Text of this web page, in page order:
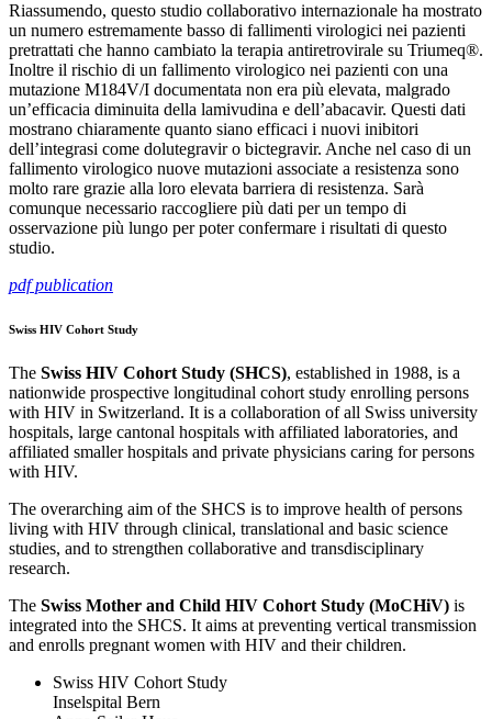
Riassumendo, questo studio collaborativo internazionale ha mostrato
un numero estremamente basso di fallimenti virologici nei pazienti
pretrattati che hanno cambiato la terapia antiretrovirale su Triumeq®.
Inoltre il rischio di un fallimento virologico nei pazienti con una
mutazione M184V/I documentata non era più elevata, malgrado
un’efficacia diminuita della lamivudina e dell’abacavir. Questi dati
mostrano chiaramente quanto siano efficaci i nuovi inibitori
dell’integrasi come dolutegravir o bictegravir. Anche nel caso di un
fallimento virologico nuove mutazioni associate a resistenza sono
molto rare grazie alla loro elevata barriera di resistenza. Sarà
comunque necessario raccogliere più dati per un tempo di
osservazione più lungo per poter confermare i risultati di questo
studio.
pdf publication
Swiss HIV Cohort Study
The Swiss HIV Cohort Study (SHCS), established in 1988, is a
nationwide prospective longitudinal cohort study enrolling persons
with HIV in Switzerland. It is a collaboration of all Swiss university
hospitals, large cantonal hospitals with affiliated laboratories, and
affiliated smaller hospitals and private physicians caring for persons
with HIV.
The overarching aim of the SHCS is to improve health of persons
living with HIV through clinical, translational and basic science
studies, and to strengthen collaborative and transdisciplinary
research.
The Swiss Mother and Child HIV Cohort Study (MoCHiV) is
integrated into the SHCS. It aims at preventing vertical transmission
and enrolls pregnant women with HIV and their children.
Swiss HIV Cohort Study
Inselspital Bern